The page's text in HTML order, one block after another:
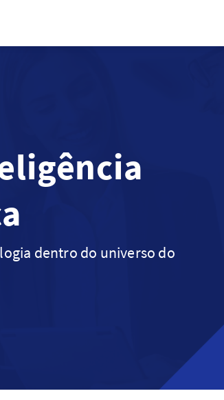
dentro do universo do